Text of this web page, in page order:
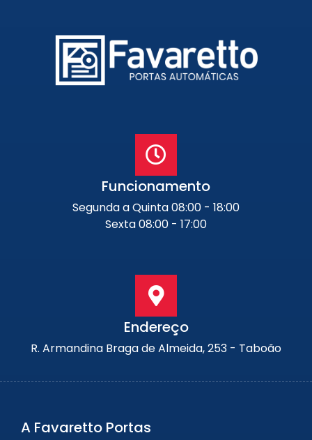
Funcionamento
Segunda a Quinta 08:00 - 18:00
Sexta 08:00 - 17:00
Endereço
R. Armandina Braga de Almeida, 253 - Taboão
A Favaretto Portas